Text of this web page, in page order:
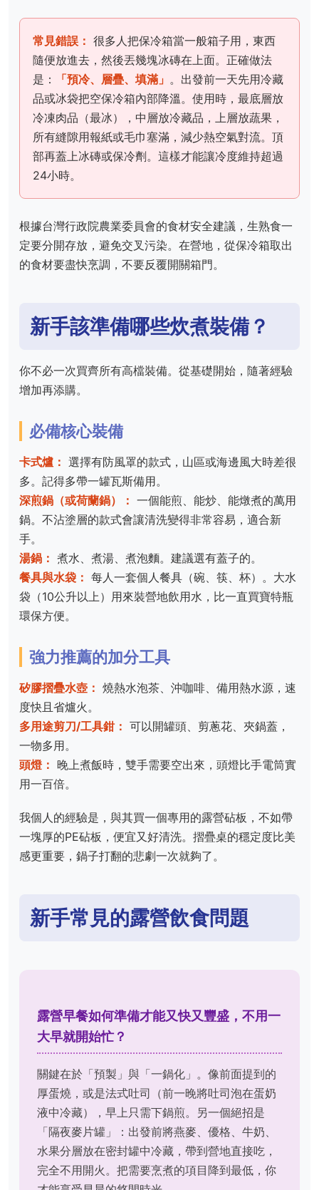
常見錯誤： 很多人把保冷箱當一般箱子用，東西
隨便放進去，然後丟幾塊冰磚在上面。正確做法
是：
「預冷、層疊、填滿」 。出發前一天先用冷藏
品或冰袋把空保冷箱內部降溫。使用時，最底層放
冷凍肉品（最冰），中層放冷藏品，上層放蔬果，
所有縫隙用報紙或毛巾塞滿，減少熱空氣對流。頂
部再蓋上冰磚或保冷劑。這樣才能讓冷度維持超過
24小時。
根據台灣行政院農業委員會的食材安全建議，生熟食一
定要分開存放，避免交叉污染。在營地，從保冷箱取出
的食材要盡快烹調，不要反覆開關箱門。
新手該準備哪些炊煮裝備？
你不必一次買齊所有高檔裝備。從基礎開始，隨著經驗
增加再添購。
必備核心裝備
卡式爐： 選擇有防風罩的款式，山區或海邊風大時差很
多。記得多帶一罐瓦斯備用。
深煎鍋（或荷蘭鍋）： 一個能煎、能炒、能燉煮的萬用
鍋。不沾塗層的款式會讓清洗變得非常容易，適合新
手。
湯鍋： 煮水、煮湯、煮泡麵。建議選有蓋子的。
餐具與水袋： 每人一套個人餐具（碗、筷、杯）。大水
袋（10公升以上）用來裝營地飲用水，比一直買寶特瓶
環保方便。
強力推薦的加分工具
矽膠摺疊水壺： 燒熱水泡茶、沖咖啡、備用熱水源，速
度快且省爐火。
多用途剪刀/工具鉗： 可以開罐頭、剪蔥花、夾鍋蓋，
一物多用。
頭燈： 晚上煮飯時，雙手需要空出來，頭燈比手電筒實
用一百倍。
我個人的經驗是，與其買一個專用的露營砧板，不如帶
一塊厚的PE砧板，便宜又好清洗。摺疊桌的穩定度比美
感更重要，鍋子打翻的悲劇一次就夠了。
新手常見的露營飲食問題
露營早餐如何準備才能又快又豐盛，不用一
大早就開始忙？
關鍵在於「預製」與「一鍋化」。像前面提到的
厚蛋燒，或是法式吐司（前一晚將吐司泡在蛋奶
液中冷藏），早上只需下鍋煎。另一個絕招是
「隔夜麥片罐」：出發前將燕麥、優格、牛奶、
水果分層放在密封罐中冷藏，帶到營地直接吃，
完全不用開火。把需要烹煮的項目降到最低，你